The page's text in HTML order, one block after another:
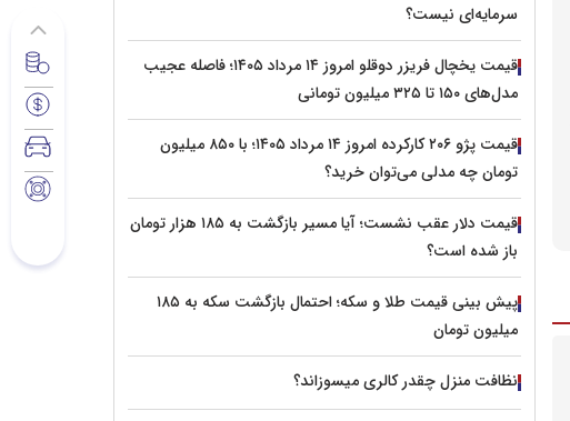
سرمایه‌ای نیست؟
قیمت یخچال فریزر دوقلو امروز ۱۴ مرداد ۱۴۰۵؛ فاصله عجیب
مدل‌های ۱۵۰ تا ۳۲۵ میلیون تومانی
قیمت پژو ۲۰۶ کارکرده امروز ۱۴ مرداد ۱۴۰۵؛ با ۸۵۰ میلیون
تومان چه مدلی می‌توان خرید؟
قیمت دلار عقب نشست؛ آیا مسیر بازگشت به ۱۸۵ هزار تومان
باز شده است؟
پیش‌ بینی قیمت طلا و سکه؛ احتمال بازگشت سکه به ۱۸۵
میلیون تومان
نظافت منزل چقدر کالری میسوزاند؟